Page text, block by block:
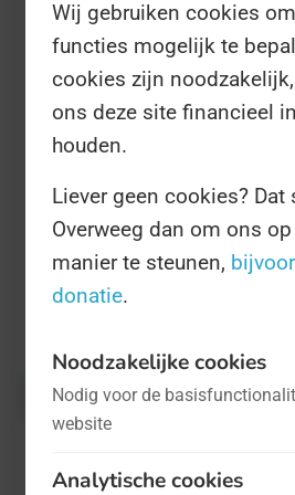
Vlaams Parlement in
conflixers uit het hele land
te inspireren, workshops te
te leren over conflixen, en
te wisselen. Naast de
ook docenten en
Alle informatie over de Dag
Wij gebruiken cookies
functies mogelijk te
cookies zijn
ons deze site financieel
houden.
Liever geen cookies? Dat
Overweeg dan om ons
manier te steunen,
donatie.
Noodzakelijke cookies
Nodig voor de
website
Analytische cookies